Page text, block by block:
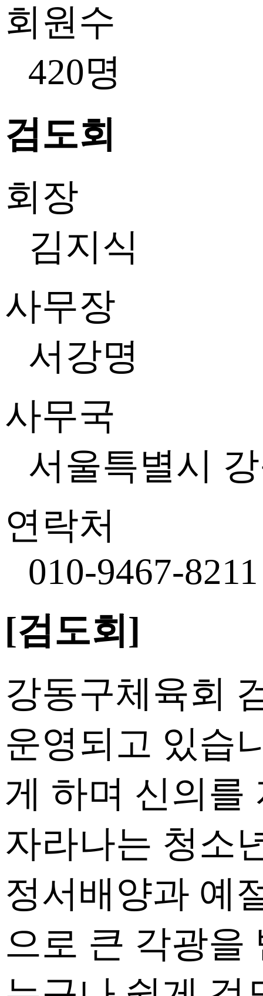
회원수
420명
검도회
회장
김지식
사무장
서강명
사무국
서울특별시
연락처
010-9467-8211
[검도회]
강동구체육회
운영되고 있습
게 하며 신의를
자라나는 청소
정서배양과 예
으로 큰 각광을